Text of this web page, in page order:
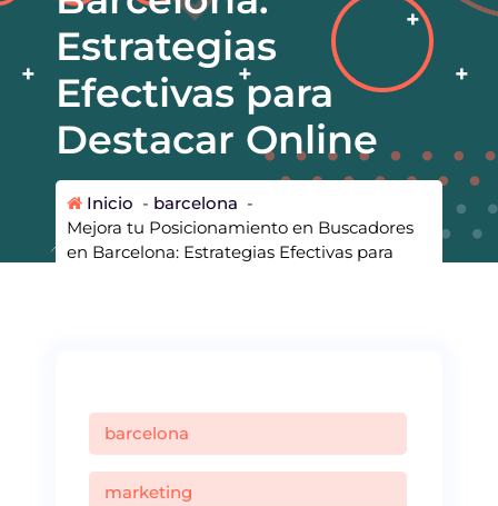
Estrategias
Efectivas para
Destacar Online
Inicio - barcelona -
Mejora tu Posicionamiento en Buscadores
en Barcelona: Estrategias Efectivas para
barcelona
marketing